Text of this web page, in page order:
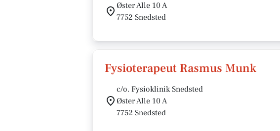
Øster Alle 10 A
7752 Snedsted
Fysioterapeut Rasmus Munk
c/o. Fysioklinik Snedsted
Øster Alle 10 A
7752 Snedsted